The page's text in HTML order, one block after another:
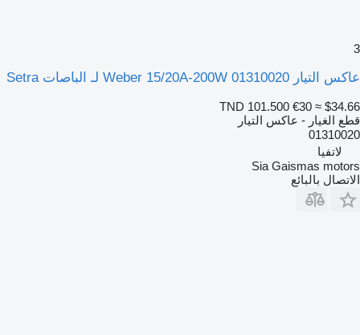
3
عاكس التيار Weber 15/20A-200W 01310020 لـ الباصات Setra
TND 101.500 €30 ≈ $34.66
قطع الغيار - عاكس التيار
01310020
لاتفيا
Sia Gaismas motors
الاتصال بالبائع